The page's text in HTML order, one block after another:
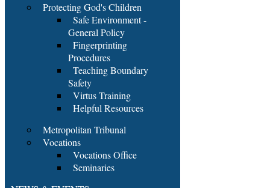
Protecting God's Children
Safe Environment -
General Policy
Fingerprinting
Procedures
Teaching Boundary
Safety
Virtus Training
Helpful Resources
Metropolitan Tribunal
Vocations
Vocations Office
Seminaries